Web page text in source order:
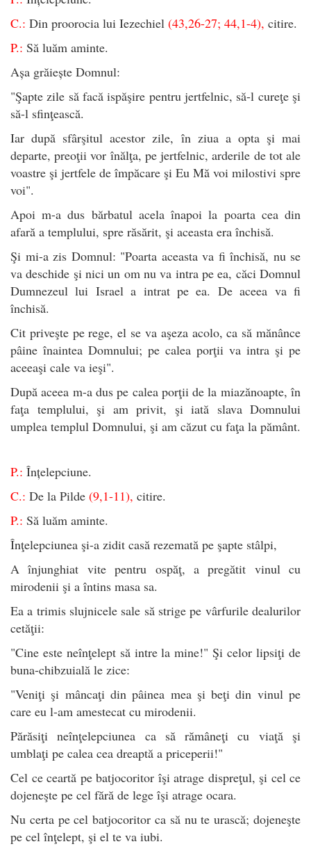
C.: Din proorocia lui Iezechiel (43,26-27; 44,1-4), citire.
P.: Să luăm aminte.
Așa grăiește Domnul:
"Şapte zile să facă ispăşire pentru jertfelnic, să-l cureţe şi
să-l sfinţească.
Iar după sfârşitul acestor zile, în ziua a opta şi mai
departe, preoţii vor înălţa, pe jertfelnic, arderile de tot ale
voastre şi jertfele de împăcare şi Eu Mă voi milostivi spre
voi".
Apoi m-a dus bărbatul acela înapoi la poarta cea din
afară a templului, spre răsărit, şi aceasta era închisă.
Şi mi-a zis Domnul: "Poarta aceasta va fi închisă, nu se
va deschide şi nici un om nu va intra pe ea, căci Domnul
Dumnezeul lui Israel a intrat pe ea. De aceea va fi
închisă.
Cit priveşte pe rege, el se va aşeza acolo, ca să mănânce
pâine înaintea Domnului; pe calea porţii va intra şi pe
aceeaşi cale va ieşi".
După aceea m-a dus pe calea porţii de la miazănoapte, în
faţa templului, şi am privit, şi iată slava Domnului
umplea templul Domnului, şi am căzut cu faţa la pământ.
P.: Înțelepciune.
C.: De la Pilde (9,1-11), citire.
P.: Să luăm aminte.
Înţelepciunea şi-a zidit casă rezemată pe şapte stâlpi,
A înjunghiat vite pentru ospăţ, a pregătit vinul cu
mirodenii şi a întins masa sa.
Ea a trimis slujnicele sale să strige pe vârfurile dealurilor
cetăţii:
"Cine este neînţelept să intre la mine!" Şi celor lipsiţi de
buna-chibzuială le zice:
"Veniţi şi mâncaţi din pâinea mea şi beţi din vinul pe
care eu l-am amestecat cu mirodenii.
Părăsiţi neînţelepciunea ca să rămâneţi cu viaţă şi
umblaţi pe calea cea dreaptă a priceperii!"
Cel ce ceartă pe batjocoritor îşi atrage dispreţul, şi cel ce
dojeneşte pe cel fără de lege îşi atrage ocara.
Nu certa pe cel batjocoritor ca să nu te urască; dojeneşte
pe cel înţelept, şi el te va iubi.